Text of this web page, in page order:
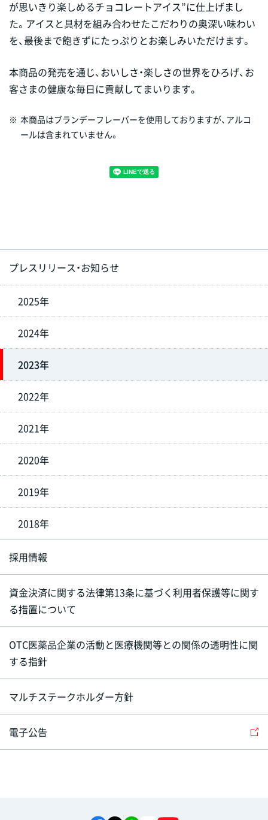
が思いきり楽しめるチョコレートアイス”に仕上げまし
た。アイスと具材を組み合わせたこだわりの奥深い味わい
を、最後まで飽きずにたっぷりとお楽しみいただけます。
本商品の発売を通じ、おいしさ・楽しさの世界をひろげ、お
客さまの健康な毎日に貢献してまいります。
※ 本商品はブランデーフレーバーを使用しておりますが、アルコ
ールは含まれていません。
プレスリリース・お知らせ
2025年
2024年
2023年
2022年
2021年
2020年
2019年
2018年
採用情報
資金決済に関する法律第13条に基づく利用者保護等に関す
る措置について
OTC医薬品企業の活動と医療機関等との関係の透明性に関
する指針
マルチステークホルダー方針
電子公告